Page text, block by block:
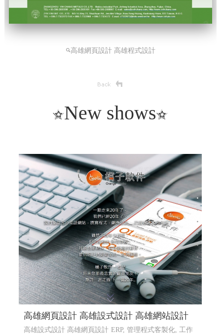
高雄網頁設計 高雄程式設計
New shows
高雄網頁設計 高雄設式設計 高雄網站設計
高雄設式設計 高雄網頁設計 ERP, 管理程式客製化, 工作